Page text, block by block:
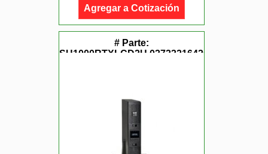
Agregar a Cotización
# Parte: